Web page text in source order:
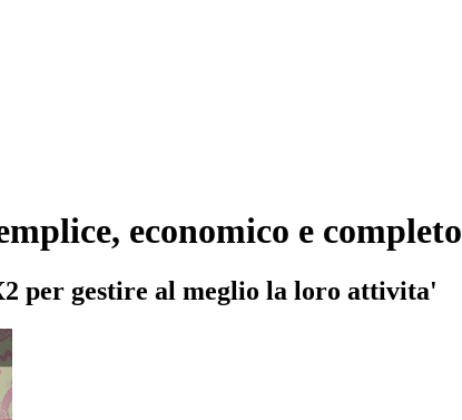
economico e completo
per gestire al meglio la loro attivita'